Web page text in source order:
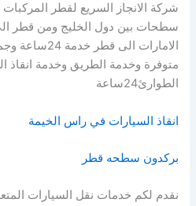
شركة الانجاز السريع لقطر
سطحات بين دول الخليج ومن قطر
الامارات الى
متوفرة وخدمة الطريق وخدمة انقاذ
الطوارئ24ساعة
انقاذ السيارات في راس الخيمة
بركدون سطحه قطر
نقدم لكم خدمات نقل السيارات